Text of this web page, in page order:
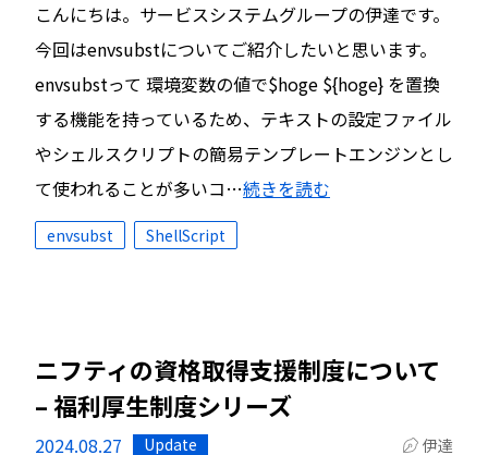
こんにちは。サービスシステムグループの伊達です。
今回はenvsubstについてご紹介したいと思います。
envsubstって 環境変数の値で$hoge ${hoge} を置換
する機能を持っているため、テキストの設定ファイル
やシェルスクリプトの簡易テンプレートエンジンとし
て使われることが多いコ…続きを読む
envsubst ShellScript
ニフティの資格取得支援制度について
– 福利厚生制度シリーズ
2024.08.27 Update 伊達